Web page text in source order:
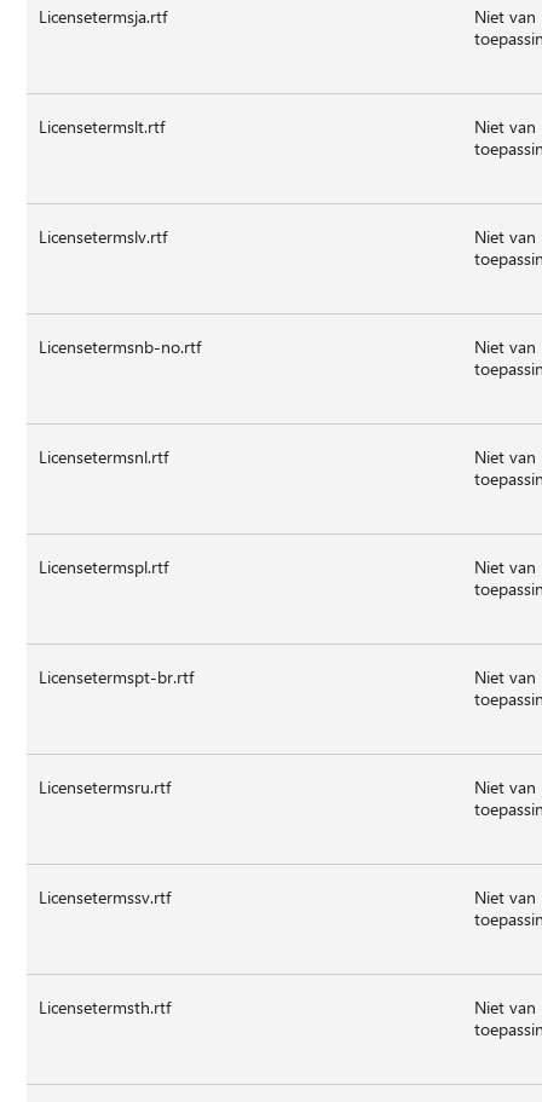
Licensetermsja.rtf
Niet van
Licensetermslt.rtf
Niet van
Licensetermslv.rtf
Niet van
Licensetermsnb-no.rtf
Niet van
Licensetermsnl.rtf
Niet van
Licensetermspl.rtf
Niet van
Licensetermspt-br.rtf
Niet van
Licensetermsru.rtf
Niet van
Licensetermssv.rtf
Niet van
Licensetermsth.rtf
Niet van